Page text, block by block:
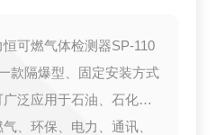
可燃气体检测器SP-110
款隔爆型、固定安装方式
泛应用于石油、石化、
、环保、电力、通讯、